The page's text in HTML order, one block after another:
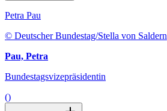
Petra Pau
© Deutscher Bundestag/Stella von Saldern
Pau, Petra
Bundestagsvizepräsidentin
()